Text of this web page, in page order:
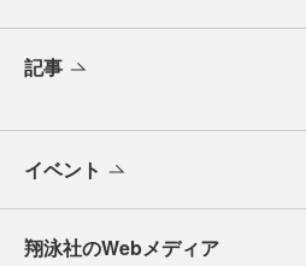
記事
イベント
翔泳社のWebメディア